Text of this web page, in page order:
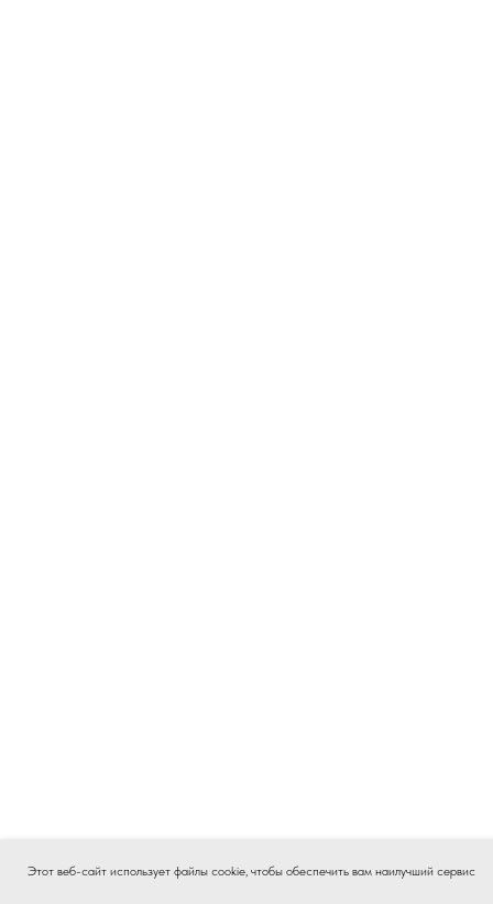
Этот веб-сайт использует файлы cookie, чтобы обеспечить вам наилучший сервис